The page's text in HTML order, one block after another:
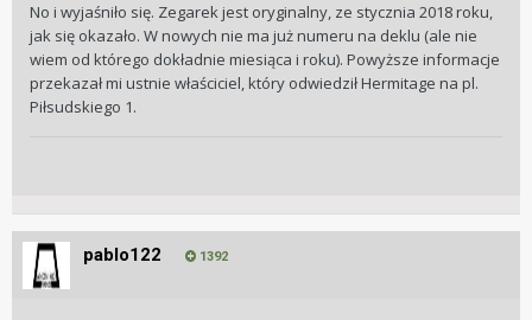
No i wyjaśniło się. Zegarek jest oryginalny, ze stycznia 2018 roku,
jak się okazało. W nowych nie ma już numeru na deklu (ale nie
wiem od którego dokładnie miesiąca i roku). Powyższe informacje
przekazał mi ustnie właściciel, który odwiedził Hermitage na pl.
Piłsudskiego 1.
pablo122 1392